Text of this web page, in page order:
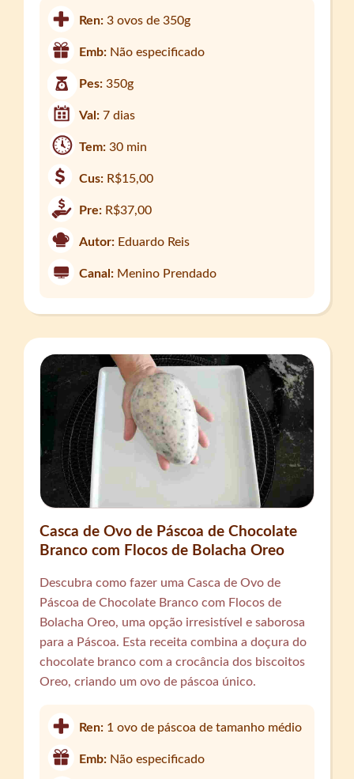
Ren:3 ovos de 350g
Emb: Não especificado
Pes:350g
Val:7 dias
Tem:30 min
Cus: R$15,00
Pre: R$37,00
Autor: Eduardo Reis
Canal: Menino Prendado
Casca de Ovo de Páscoa de Chocolate
Branco com Flocos de Bolacha Oreo
Descubra como fazer uma Casca de Ovo de
Páscoa de Chocolate Branco com Flocos de
Bolacha Oreo, uma opção irresistível e saborosa
para a Páscoa. Esta receita combina a doçura do
chocolate branco com a crocância dos biscoitos
Oreo, criando um ovo de páscoa único.
Ren: 1 ovo de páscoa de tamanho médio
Emb: Não especificado